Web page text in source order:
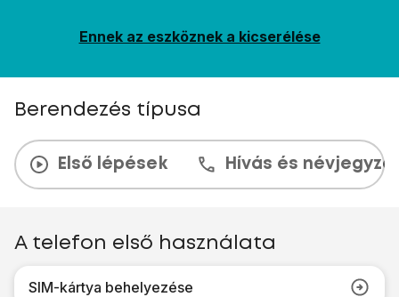
Ennek az eszköznek a kicserélése
Berendezés típusa
Első lépések Hívás és
A telefon első használata
SIM-kártya behelyezése